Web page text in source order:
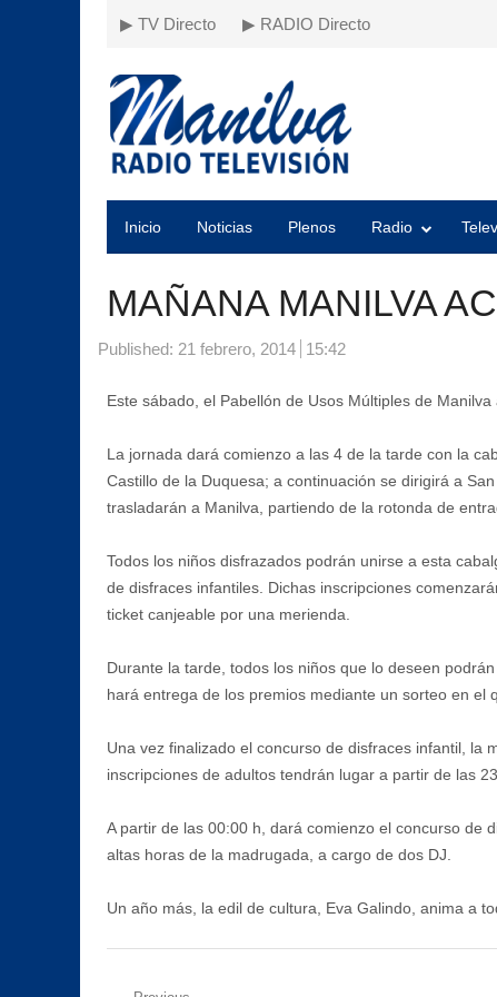
▶ TV Directo ▶ RADIO Directo
Inicio Noticias Plenos Radio
MAÑANA MANILVA
Published: 21 febrero, 2014 15:42
Este sábado, el Pabellón de Usos Múltiples de
La jornada dará comienzo a las 4 de la tarde con la
Castillo de la Duquesa; a continuación se dirigirá a
trasladarán a Manilva, partiendo de la rotonda de
Todos los niños disfrazados podrán unirse a esta
de disfraces infantiles. Dichas inscripciones
ticket canjeable por una merienda.
Durante la tarde, todos los niños que lo deseen
hará entrega de los premios mediante un sorteo en el
Una vez finalizado el concurso de disfraces infantil, la
inscripciones de adultos tendrán lugar a partir de las
A partir de las 00:00 h, dará comienzo el concurso de
altas horas de la madrugada, a cargo de dos DJ.
Un año más, la edil de cultura, Eva Galindo, anima a